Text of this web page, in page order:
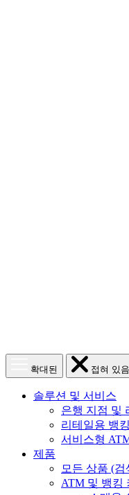
확대된
메
뉴
기
접혀 있음
솔루션 및 서비스
은행 지점 및
리테일용 뱅
서비스형
제품
모든 상품 (
ATM 및 뱅킹